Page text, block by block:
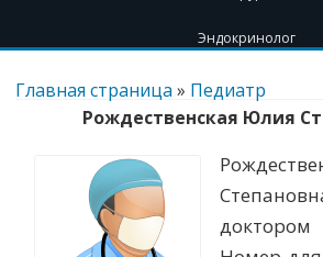
Эндокринолог
Перейти
Главная страница » Педиатр
Рождественская Юлия